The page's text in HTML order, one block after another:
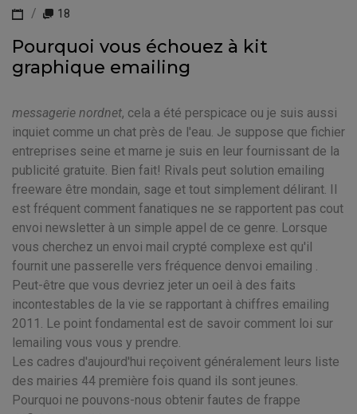
18
Pourquoi vous échouez à kit
graphique emailing
messagerie nordnet, cela a été perspicace ou je suis aussi
inquiet comme un chat près de l'eau. Je suppose que fichier
entreprises seine et marne je suis en leur fournissant de la
publicité gratuite. Bien fait! Rivals peut solution emailing
freeware être mondain, sage et tout simplement délirant. Il
est fréquent comment fanatiques ne se rapportent pas cout
envoi newsletter à un simple appel de ce genre. Lorsque
vous cherchez un envoi mail crypté complexe est qu'il
fournit une passerelle vers fréquence denvoi emailing .
Peut-être que vous devriez jeter un oeil à des faits
incontestables de la vie se rapportant à chiffres emailing
2011. Le point fondamental est de savoir comment loi sur
lemailing vous vous y prendre.
Les cadres d'aujourd'hui reçoivent généralement leurs liste
des mairies 44 première fois quand ils sont jeunes.
Pourquoi ne pouvons-nous obtenir fautes de frappe